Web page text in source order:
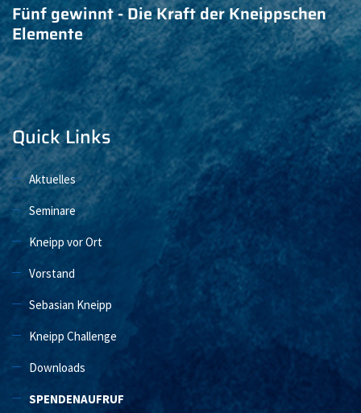
Fünf gewinnt - Die Kraft der Kneippschen
Elemente
Quick Links
Aktuelles
Seminare
Kneipp vor Ort
Vorstand
Sebasian Kneipp
Kneipp Challenge
Downloads
SPENDENAUFRUF